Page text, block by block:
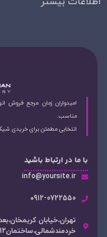
امیدواران زمان مرجع
مناسب.
انتخابی مطمئن برای خریدی
با ما در ارتباط باشید
info@yoursite.ir
۰912-0722550
تهران،خیابان
خردمندشمالی،ساختمان12،طبقه3